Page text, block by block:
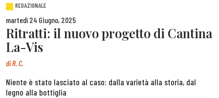
REDAZIONALE
martedì 24 Giugno, 2025
Ritratti: il nuovo progetto di Cantina
La-Vis
diR. C.
Niente è stato lasciato al caso: dalla varietà alla storia, dal
legno alla bottiglia